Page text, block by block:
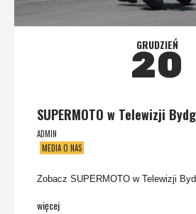
GRUDZIEŃ
20
SUPERMOTO w Telewizji
ADMIN
MEDIA O NAS
Zobacz SUPERMOTO w Telewizji
więcej